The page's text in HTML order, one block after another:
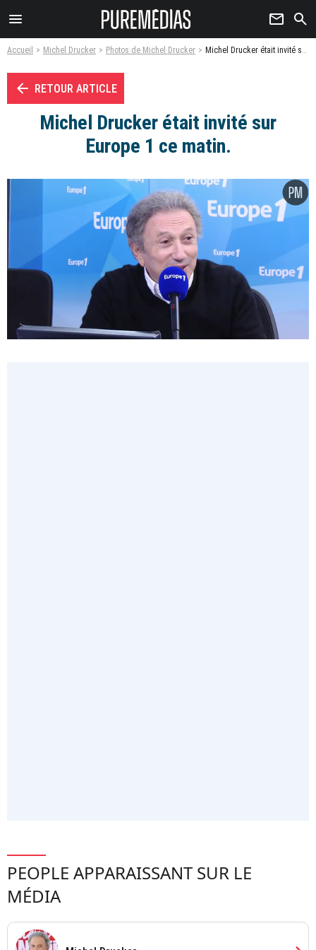
menu newsletter search
Accueil Michel Drucker Photos de Michel Drucker Michel Drucker était invité sur Europe 1 ce matin. - Photo
arrow_left RETOUR ARTICLE
Michel Drucker était invité sur
Europe 1 ce matin.
PEOPLE APPARAISSANT SUR LE
MÉDIA